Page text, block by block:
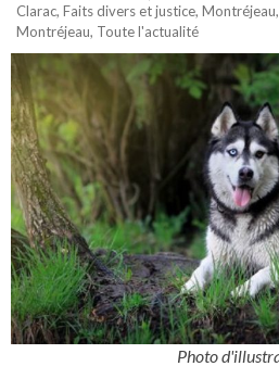
Clarac, Faits divers et justice, Montréjeau,
Montréjeau, Toute l'actualité
Photo